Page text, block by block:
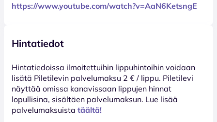
https://www.youtube.com/watch?v=AaN6KetsngE
Hintatiedot
Hinta­tiedoissa ilmoitettuihin lippuhintoihin voidaan
lisätä Piletilevin palvelumaksu 2 € / lippu. Piletilevi
näyttää omissa kanavissaan lippujen hinnat
lopullisina, sisältäen palvelumaksun. Lue lisää
palvelumaksuista täältä!